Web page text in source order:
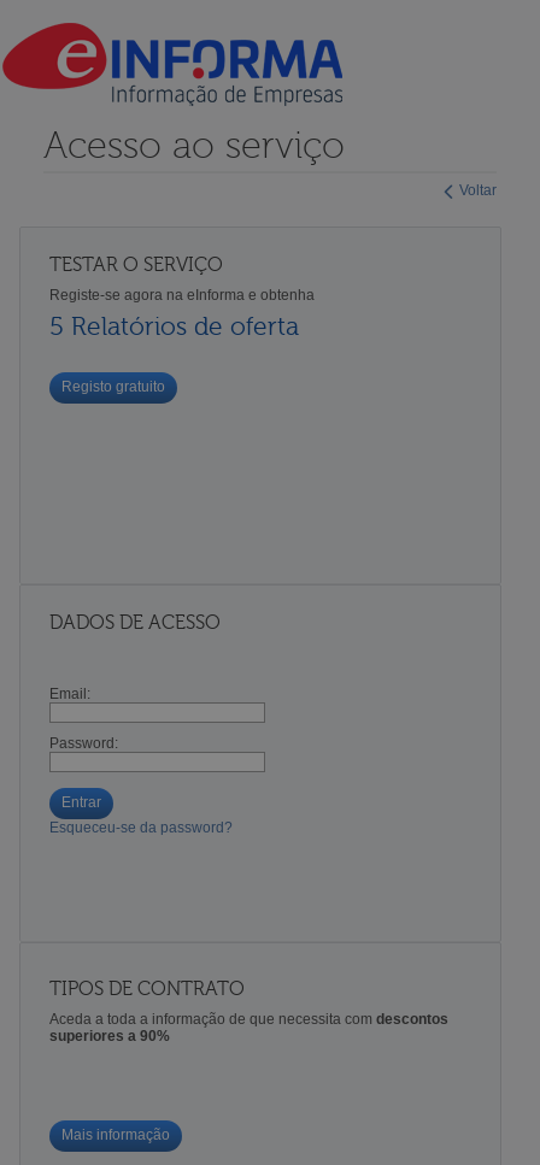
Voltar
Acesso ao serviço
TESTAR O SERVIÇO
Registe-se agora na eInforma e obtenha
5 Relatórios de oferta
Registo gratuito
DADOS DE ACESSO
Email:
Password:
Entrar
Esqueceu-se da password?
TIPOS DE CONTRATO
Aceda a toda a informação de que necessita com descontos
superiores a 90%
Mais informação